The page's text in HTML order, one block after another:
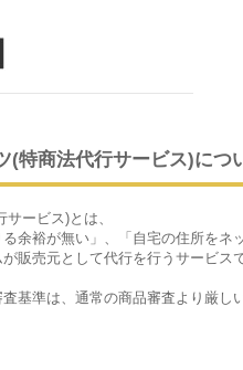
(特商法代行サービス)につ
ービス)とは、
余裕が無い」、「自宅の住所をネ
販売元として代行を行うサービス
基準は、通常の商品審査より厳し